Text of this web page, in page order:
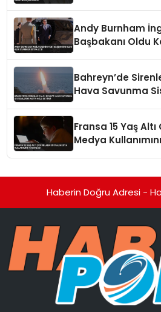
Andy Burnham
Başbakanı Oldu
Bahreyn’de
Hava Savunma
Fransa 15 Yaş
Medya
Haberin Doğru Adresi -